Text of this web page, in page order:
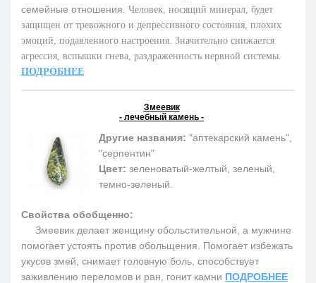
семейные отношения. Человек, носящий минерал, будет
защищен от тревожного и депрессивного состояния, плохих
эмоций, подавленного настроения. Значительно снижается
агрессия, вспышки гнева, раздраженность нервной системы.
ПОДРОБНЕЕ
Змеевик
- лечебный камень -
Другие названия: "аптекарский камень",
"серпентин"
Цвет: зеленоватый-желтый, зеленый,
темно-зеленый.
Свойства обобщенно:
Змеевик делает женщину обольстительной, а мужчине
помогает устоять против обольщения. Помогает избежать
укусов змей, снимает головную боль, способствует
заживлению переломов и ран, гонит камни ПОДРОБНЕЕ